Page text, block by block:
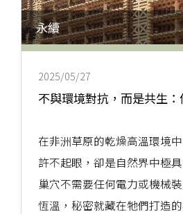
永續
2025/05/27
不與環境對抗，而是共生
在非洲草原的乾燥高溫環境
許不起眼，卻是自然界中極
巢穴不需要任何電力或機械
恆溫，秘密就藏在牠們打造